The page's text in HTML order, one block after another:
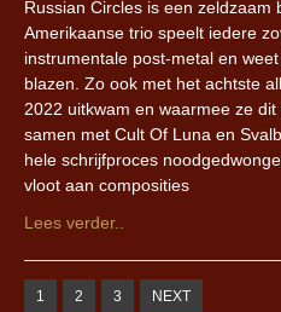
Russian Circles is een zeldzaam
Amerikaanse trio speelt iedere
instrumentale post-metal en
blazen. Zo ook met het achtste
2022 uitkwam en waarmee ze
samen met Cult Of Luna en
hele schrijfproces
vloot aan composities
Lees verder..
1 2 3 NEXT